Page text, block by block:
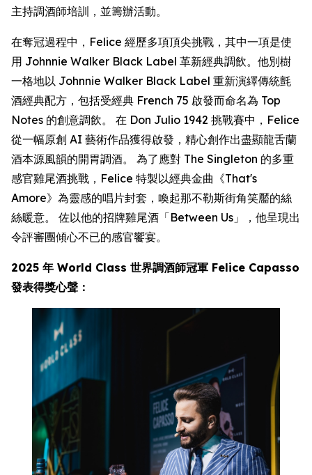
主持調酒師培訓，並籌辦活動。
在奪冠過程中，Felice 經歷多項頂尖挑戰，其中一項是使
用 Johnnie Walker Black Label 革新經典調飲。他別樹
一格地以 Johnnie Walker Black Label 重新演繹傳統氈
酒經典配方，包括受經典 French 75 啟發而命名為 Top
Notes 的創意調飲。 在 Don Julio 1942 挑戰賽中，Felice
從一幅原創 AI 藝術作品獲得啟發，精心創作出盡顯龍舌蘭
酒本源風韻的開胃調酒。 為了應對 The Singleton 的多重
感官雞尾酒挑戰，Felice 特製以經典金曲《That's
Amore》為靈感的唱片封套，喚起那不勒斯街角笑靨的絲
絲暖意。 佐以他的招牌雞尾酒「Between Us」，他呈現出
令評審團傾心不已的感官饗宴。
2025 年 World Class 世界調酒師冠軍 Felice Capasso
發表得獎心聲：